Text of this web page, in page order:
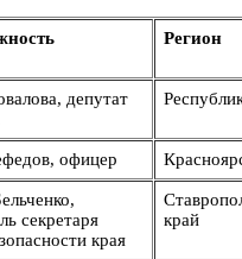
Регион
депутат
офицер
секретаря
края
край